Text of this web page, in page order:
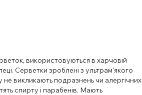
використовуються в харчовій
Серветки зроблені з ультрам'якого
не викликають подразнень чи алергічних
спирту і парабенів. Мають